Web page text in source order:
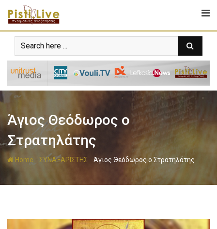
Άγιος Θεόδωρος ο
Στρατηλάτης
Home -ΣΥΝΑΞΑΡΙΣΤΗΣ -Άγιος Θεόδωρος ο Στρατηλάτης